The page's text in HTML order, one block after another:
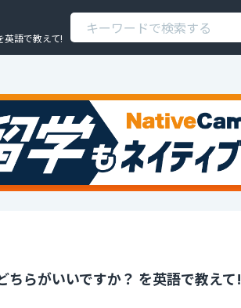
英語で教えて!
ちらがいいですか？ を英語で教えて!